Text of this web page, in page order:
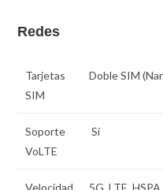
Redes
Tarjetas
SIM
Doble SIM
Soporte
VoLTE
Sí
Velocidad
5G, LTE, HSPA